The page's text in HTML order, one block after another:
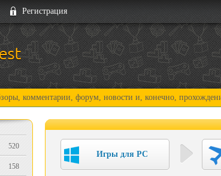
Регистрация
форум, новости и, конечно, прохождения!
520
158
Игры для PC